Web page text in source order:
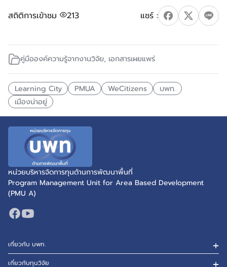
สถิติการเข้าชม 213
คู่มือองค์ความรู้จากงานวิจัย, เอกสารเผยแพร่
Learning City PMUA WeCitizens
บพท.
เมืองน่าอยู่
หน่วยบริหารจัดการทุนด้านการพัฒนาพื้นที่
Program Management Unit for Area Based Development
(PMU A)
เกี่ยวกับ บพท.
เกี่ยวกับทุนวิจัย